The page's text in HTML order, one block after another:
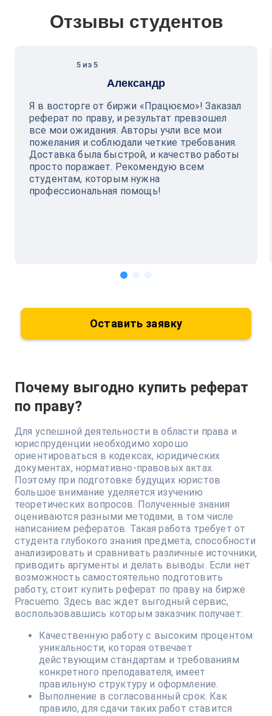
Отзывы студентов
5 из 5
Александр
Я в восторге от биржи «Працюємо»! Заказал
реферат по праву, и результат превзошел
все мои ожидания. Авторы учли все мои
пожелания и соблюдали четкие требования.
Доставка была быстрой, и качество работы
просто поражает. Рекомендую всем
студентам, которым нужна
профессиональная помощь!
Оставить заявку
Почему выгодно купить реферат
по праву?
Для успешной деятельности в области права и
юриспруденции необходимо хорошо
ориентироваться в кодексах, юридических
документах, нормативно-правовых актах.
Поэтому при подготовке будущих юристов
большое внимание уделяется изучению
теоретических вопросов. Полученные знания
оцениваются разными методами, в том числе
написанием рефератов. Такая работа требует от
студента глубокого знания предмета, способности
анализировать и сравнивать различные источники,
приводить аргументы и делать выводы. Если нет
возможность самостоятельно подготовить
работу, стоит купить реферат по праву на бирже
Pracuemo. Здесь вас ждет выгодный сервис,
воспользовавшись которым заказчик получает:
Качественную работу с высоким процентом
уникальности, которая отвечает
действующим стандартам и требованиям
конкретного преподавателя, имеет
правильную структуру и оформление.
Выполнение в согласованный срок. Как
правило, для сдачи таких работ ставится